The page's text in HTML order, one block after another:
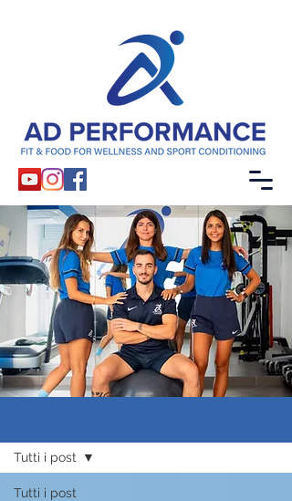
Tutti i post
Tutti i post